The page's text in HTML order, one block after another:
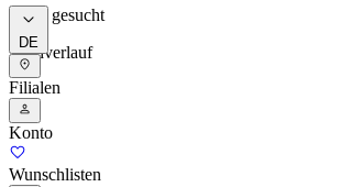
Meist gesucht
Suchverlauf
DE
Filialen
Konto
Wunschlisten